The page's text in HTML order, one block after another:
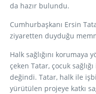
da hazır bulundu.
Cumhurbaşkanı Ersin
ziyaretten duyduğu
Halk sağlığını
çeken Tatar, çocuk
değindi. Tatar, halk ile
yürütülen projeye katkı